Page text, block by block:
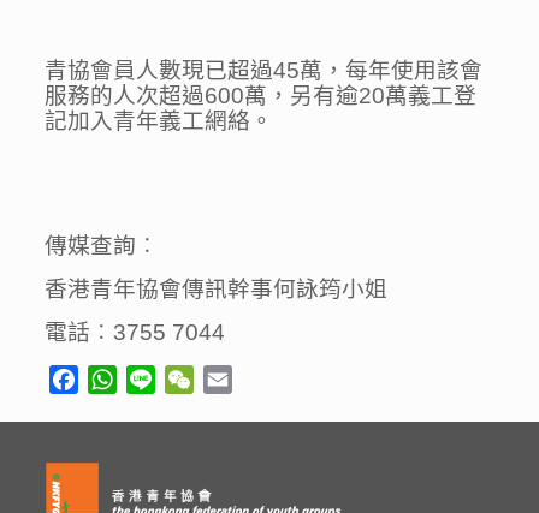
青協會員人數現已超過45萬，每年使用該會
服務的人次超過600萬，另有逾20萬義工登
記加入青年義工網絡。
傳媒查詢︰
香港青年協會傳訊幹事何詠筠小姐
電話︰3755 7044
FacebookWhatsApp
Line WeChat